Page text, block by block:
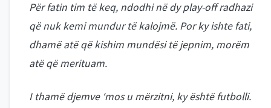
Për fatin tim të keq, ndodhi në dy play-off radhazi
që nuk kemi mundur të kalojmë. Por ky ishte fati,
dhamë atë që kishim mundësi të jepnim, morëm
atë që merituam.
I thamë djemve ‘mos u mërzitni, ky është futbolli.